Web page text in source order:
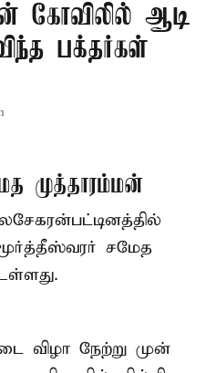
கோவிலில் ஆடி
பக்தர்கள்
முத்தாரம்மன்
சமேத
விழா நேற்று முன்